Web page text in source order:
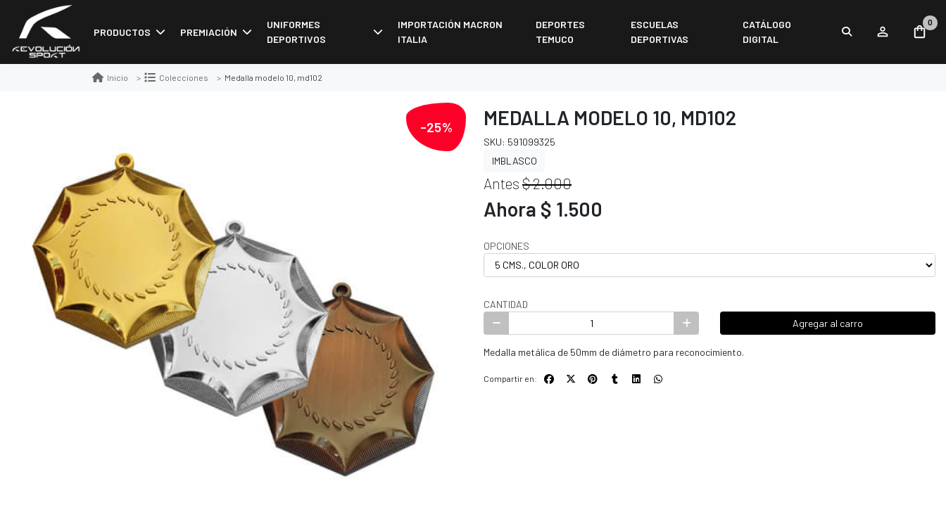
PRODUCTOS PREMIACIÓN
UNIFORMES
DEPORTIVOS
IMPORTACIÓN MACRON
ITALIA
DEPORTES
TEMUCO
ESCUELAS
DEPORTIVAS
CATÁLOGO
DIGITAL
0
Inicio Colecciones Medalla modelo 10, md102
-25% MEDALLA MODELO 10, MD102
SKU: 591099325
IMBLASCO
Antes $ 2.000
Ahora $ 1.500
OPCIONES
CANTIDAD
Agregar al carro
Medalla metálica de 50mm de diámetro para reconocimiento.
Compartir en: